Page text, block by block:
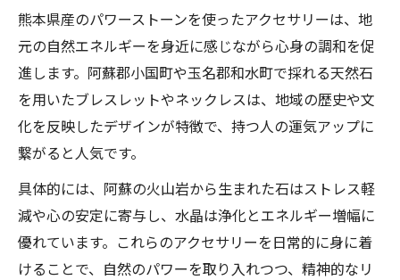
熊本県産のパワーストーンを使ったアクセサリーは、地
元の自然エネルギーを身近に感じながら心身の調和を促
進します。阿蘇郡小国町や玉名郡和水町で採れる天然石
を用いたブレスレットやネックレスは、地域の歴史や文
化を反映したデザインが特徴で、持つ人の運気アップに
繋がると人気です。
具体的には、阿蘇の火山岩から生まれた石はストレス軽
減や心の安定に寄与し、水晶は浄化とエネルギー増幅に
優れています。これらのアクセサリーを日常的に身に着
けることで、自然のパワーを取り入れつつ、精神的なリ